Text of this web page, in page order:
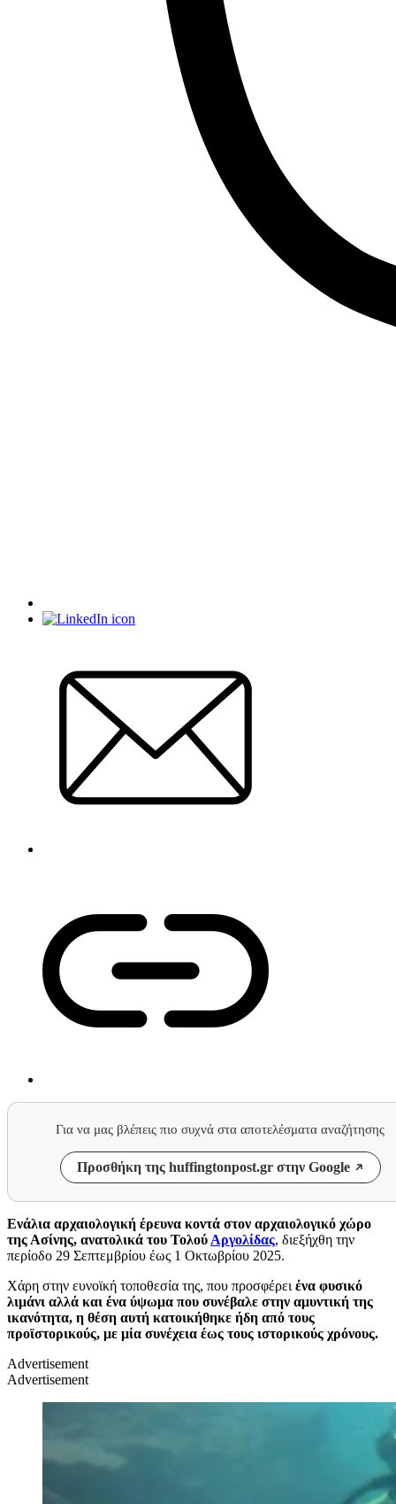
Για να μας βλέπεις πιο συχνά στα αποτελέσματα αναζήτησης
Προσθήκη της huffingtonpost.gr στην Google
Ενάλια αρχαιολογική έρευνα κοντά στον αρχαιολογικό χώρο
της Ασίνης, ανατολικά του Τολού Αργολίδας, διεξήχθη την
περίοδο 29 Σεπτεμβρίου έως 1 Οκτωβρίου 2025.
Χάρη στην ευνοϊκή τοποθεσία της, που προσφέρει ένα φυσικό
λιμάνι αλλά και ένα ύψωμα που συνέβαλε στην αμυντική της
ικανότητα, η θέση αυτή κατοικήθηκε ήδη από τους
προϊστορικούς, με μία συνέχεια έως τους ιστορικούς χρόνους.
Advertisement
Advertisement